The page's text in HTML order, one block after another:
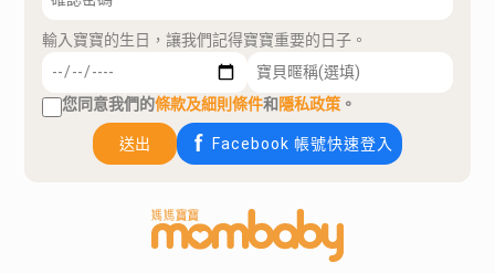
輸入寶寶的生日，讓我們記得寶寶重要的日子。
您同意我們的條款及細則條件和隱私政策 。
送出 Facebook 帳號快速登入